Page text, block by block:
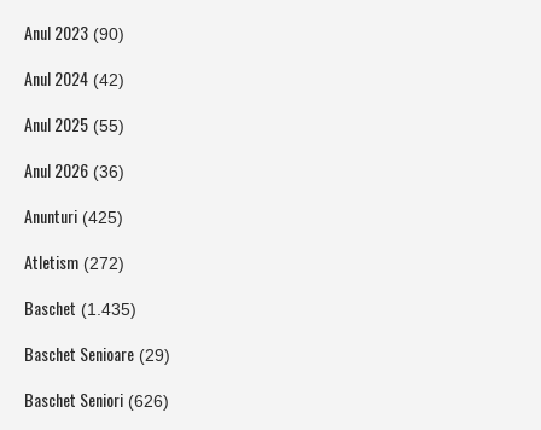
Anul 2023 (90)
Anul 2024 (42)
Anul 2025 (55)
Anul 2026 (36)
Anunturi (425)
Atletism (272)
Baschet (1.435)
Baschet Senioare (29)
Baschet Seniori (626)